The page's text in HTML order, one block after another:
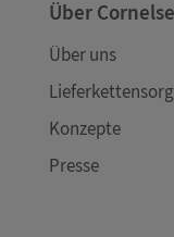
Über
Über uns
Konzepte
Presse